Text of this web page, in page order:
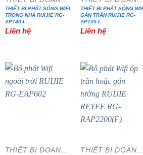
THIẾT BỊ PHÁT SÓNG WIFI
TRONG NHÀ RUIJIE RG-
AP740-I
Liên hệ
THIẾT BỊ PHÁT SÓNG
GẮN TRẦN RUIJIE RG-
AP720-I
Liên hệ